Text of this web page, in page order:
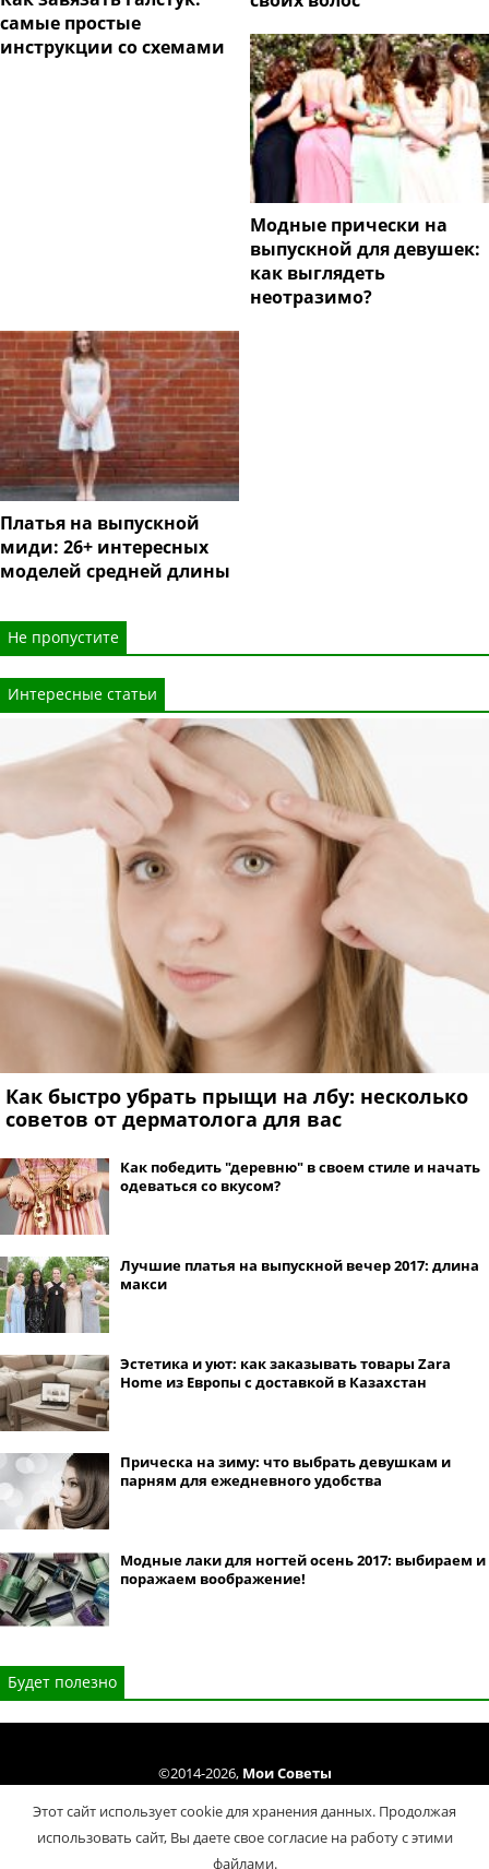
самые простые
инструкции со схемами
Модные прически на
выпускной для девушек:
как выглядеть
неотразимо?
Платья на выпускной
миди: 26+ интересных
моделей средней длины
Не пропустите
Интересные статьи
Как быстро убрать прыщи на лбу: несколько
советов от дерматолога для вас
Как победить "деревню" в своем стиле и начать
одеваться со вкусом?
Лучшие платья на выпускной вечер 2017: длина
макси
Эстетика и уют: как заказывать товары Zara
Home из Европы с доставкой в Казахстан
Прическа на зиму: что выбрать девушкам и
парням для ежедневного удобства
Модные лаки для ногтей осень 2017: выбираем и
поражаем воображение!
Будет полезно
©2014-2026, Мои Советы
Условий использования .
Политика конфиденциальности
Этот сайт использует cookie для хранения данных. Продолжая
использовать сайт, Вы даете свое согласие на работу с этими
файлами.